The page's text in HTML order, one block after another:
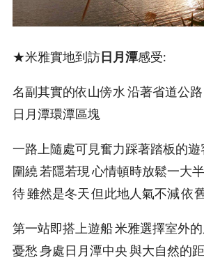
★米雅實地到訪日月潭感受:
名副其實的依山傍水 沿著省道公
日月潭環潭區塊
一路上隨處可見奮力踩著踏板的
圍繞 若隱若現 心情頓時放鬆一大
待 雖然是冬天 但此地人氣不減 依
第一站即搭上遊船 米雅選擇室外
憂愁 身處日月潭中央 與大自然的